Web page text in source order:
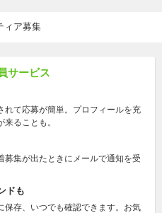
ィア募集
サービス
れて応募が簡単。プロフィールを充
ることも。
募集が出たときにメールで通知を受
ドも
保存、いつでも確認できます。お気